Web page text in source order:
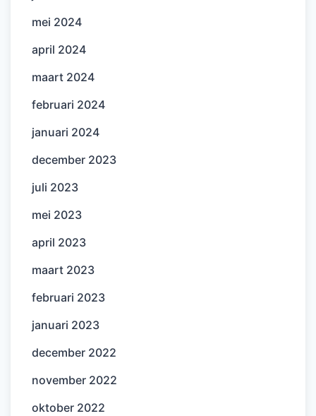
mei 2024
april 2024
maart 2024
februari 2024
januari 2024
december 2023
juli 2023
mei 2023
april 2023
maart 2023
februari 2023
januari 2023
december 2022
november 2022
oktober 2022